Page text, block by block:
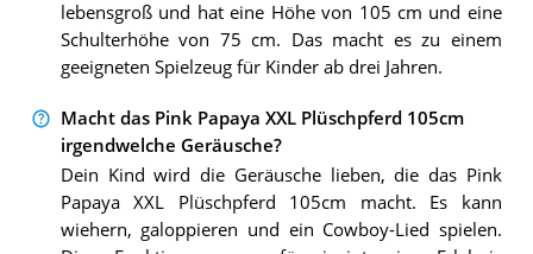
lebensgroß und hat eine Höhe von 105 cm und eine
Schulterhöhe von 75 cm. Das macht es zu einem
geeigneten Spielzeug für Kinder ab drei Jahren.
Macht das Pink Papaya XXL Plüschpferd 105cm
irgendwelche Geräusche?
Dein Kind wird die Geräusche lieben, die das Pink
Papaya XXL Plüschpferd 105cm macht. Es kann
wiehern, galoppieren und ein Cowboy-Lied spielen.